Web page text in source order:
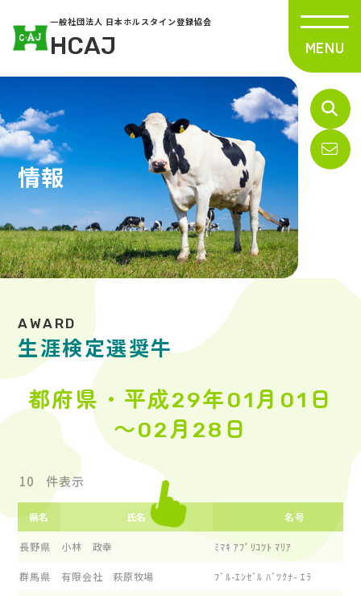
一般社団法人 日本ホルスタイン登録協会
HCAJ
情報
生涯検定選奨牛
都府県・平成29年01月01日
～02月28日
件表示
県名 氏名 名号
長野県 小林 政幸 ﾐﾏｷ ｱﾌﾟﾘｺﾂﾄ ﾏﾘｱ
群馬県 有限会社 萩原牧場 ﾌﾞﾙ-ｴﾝｾﾞﾙ ﾊﾞﾂｸﾅ- ｴﾗ